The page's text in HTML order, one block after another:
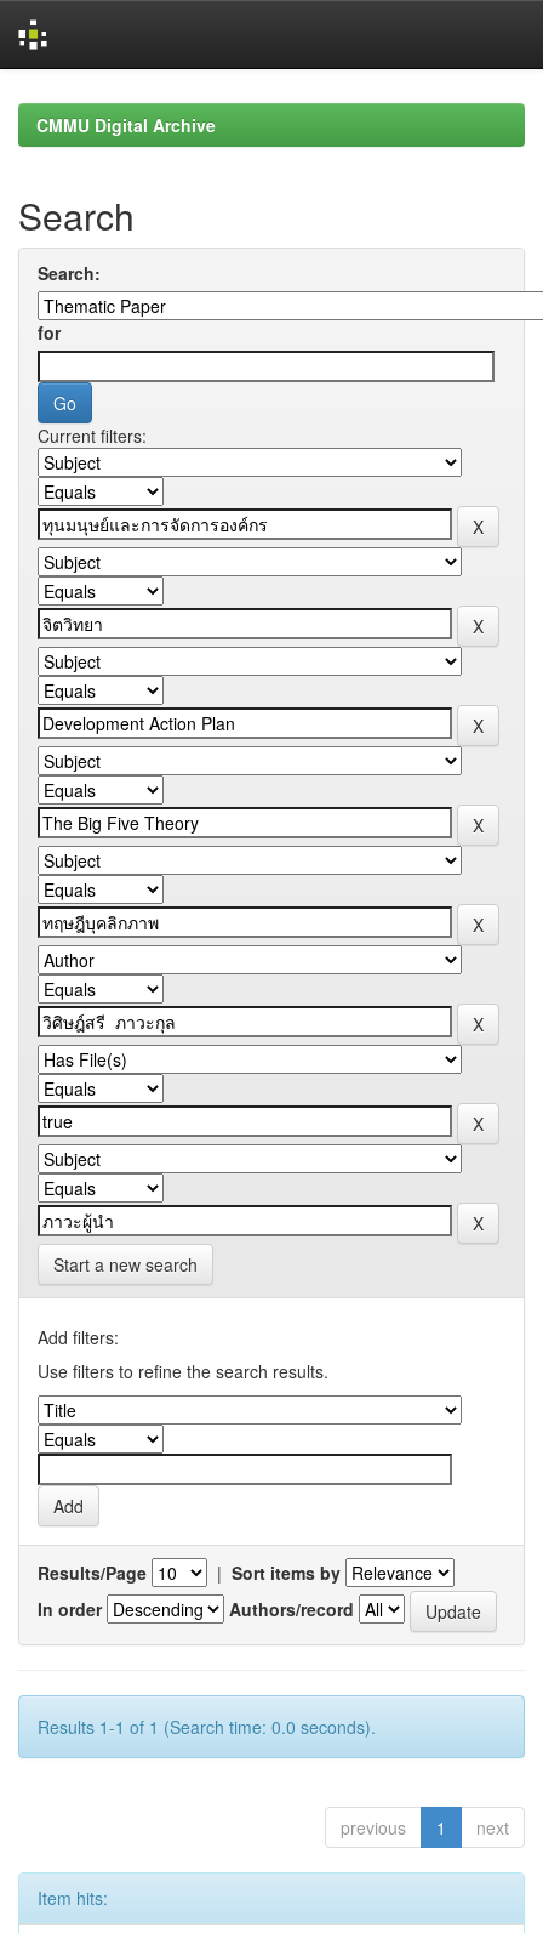
navigationCMMU Digital Archive
Search
Search:
for
Current filters:
Start a new search
Add filters:
Use filters to refine the search results.
Results/Page | Sort items by
In order
Authors/record
Results 1-1 of 1 (Search time: 0.0 seconds).
previous 1 next
Item hits: